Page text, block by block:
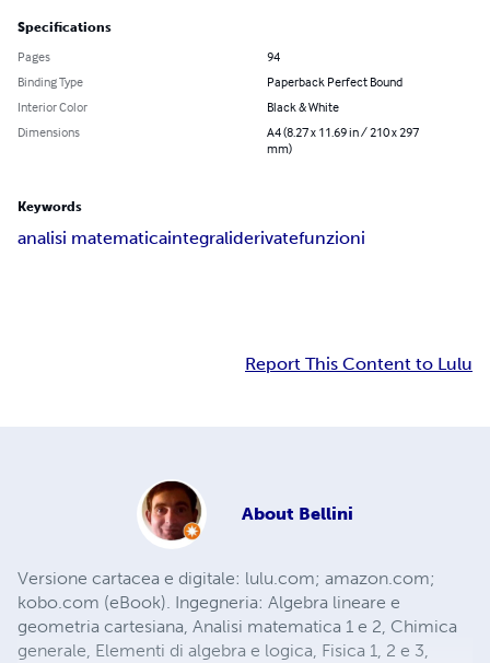
Specifications
Pages
94
Binding Type
Paperback Perfect Bound
Interior Color
Black & White
Dimensions
A4 (8.27 x 11.69 in / 210 x 297
mm)
Keywords
analisi matematicaintegraliderivatefunzioni
Report This Content to Lulu
About Bellini
Versione cartacea e digitale: lulu.com; amazon.com;
kobo.com (eBook). Ingegneria: Algebra lineare e
geometria cartesiana, Analisi matematica 1 e 2, Chimica
generale, Elementi di algebra e logica, Fisica 1, 2 e 3,